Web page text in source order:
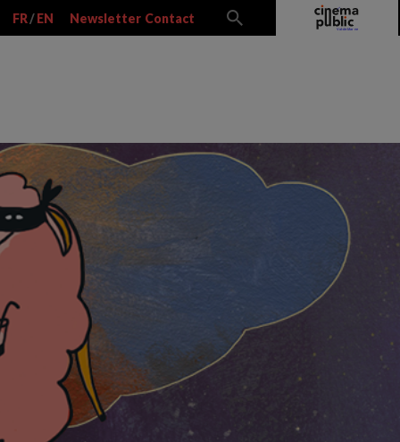
FR / EN Newsletter Contact